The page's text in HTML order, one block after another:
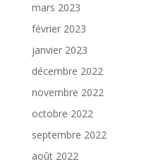
mars 2023
février 2023
janvier 2023
décembre 2022
novembre 2022
octobre 2022
septembre 2022
août 2022